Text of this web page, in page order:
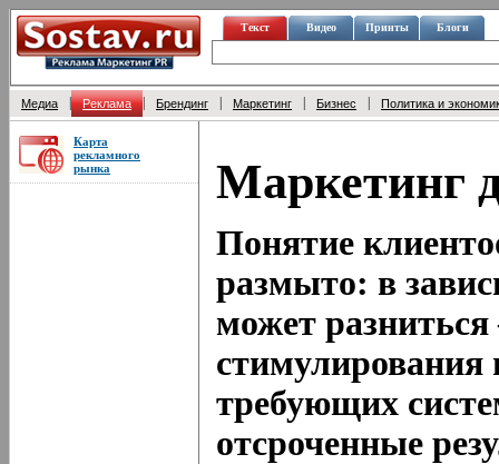
Текст Видео Принты Блоги
Медиа Реклама Брендинг Маркетинг Бизнес Политика и
Карта
рекламного
рынка
Маркетинг
Понятие
размыто: в
может
стимулирования
требующих
отсроченные